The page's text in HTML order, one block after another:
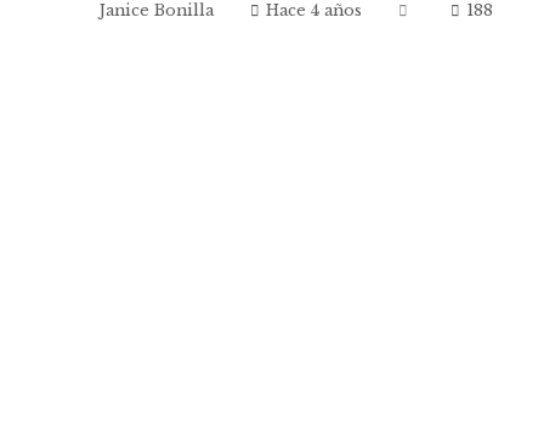
Janice Bonilla Hace 4 años 188